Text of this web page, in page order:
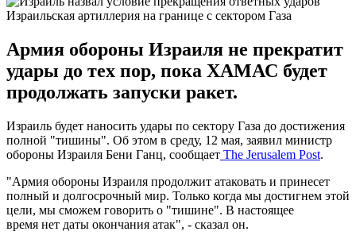
Израильская артиллерия на границе с сектором Газа
Армия обороны Израиля не прекратит
удары до тех пор, пока ХАМАС будет
продолжать запуски ракет.
Израиль будет наносить удары по сектору Газа до достижения
полной "тишины". Об этом в среду, 12 мая, заявил министр
обороны Израиля Бени Ганц, сообщает The Jerusalem Post.
"Армия обороны Израиля продолжит атаковать и принесет
полный и долгосрочный мир. Только когда мы достигнем этой
цели, мы сможем говорить о "тишине". В настоящее
время нет даты окончания атак", - сказал он.